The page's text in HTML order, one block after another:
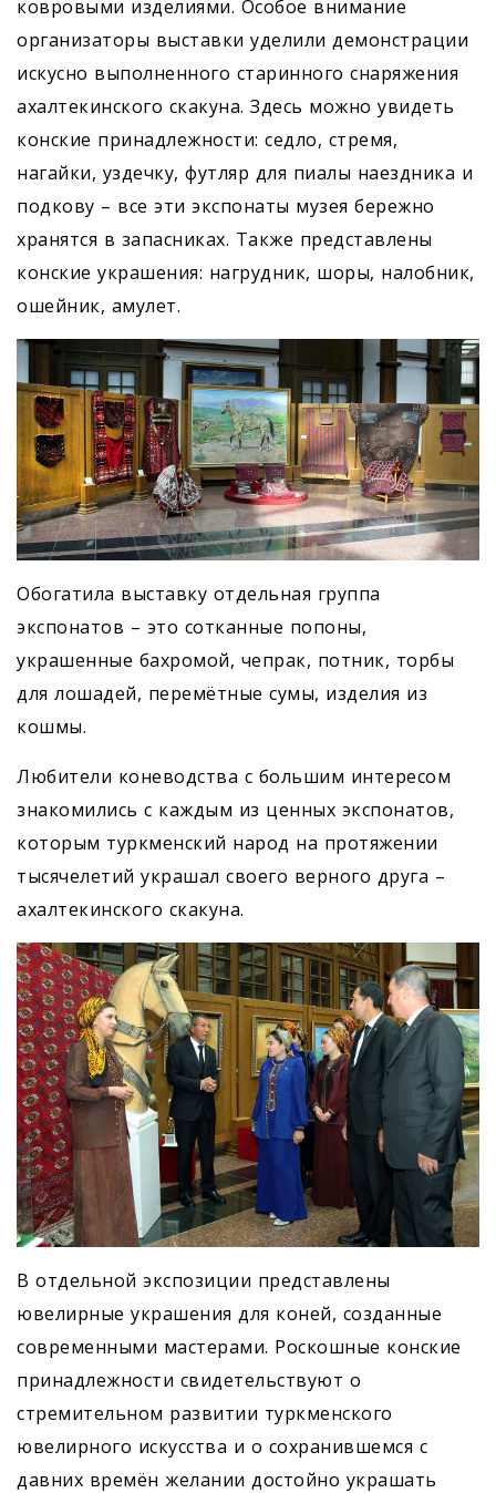
ковровыми изделиями. Особое внимание
организаторы выставки уделили демонстрации
искусно выполненного старинного снаряжения
ахалтекинского скакуна. Здесь можно увидеть
конские принадлежности: седло, стремя,
нагайки, уздечку, футляр для пиалы наездника и
подкову – все эти экспонаты музея бережно
хранятся в запасниках. Также представлены
конские украшения: нагрудник, шоры, налобник,
ошейник, амулет.
Обогатила выставку отдельная группа
экспонатов – это сотканные попоны,
украшенные бахромой, чепрак, потник, торбы
для лошадей, перемётные сумы, изделия из
кошмы.
Любители коневодства с большим интересом
знакомились с каждым из ценных экспонатов,
которым туркменский народ на протяжении
тысячелетий украшал своего верного друга –
ахалтекинского скакуна.
В отдельной экспозиции представлены
ювелирные украшения для коней, созданные
современными мастерами. Роскошные конские
принадлежности свидетельствуют о
стремительном развитии туркменского
ювелирного искусства и о сохранившемся с
давних времён желании достойно украшать